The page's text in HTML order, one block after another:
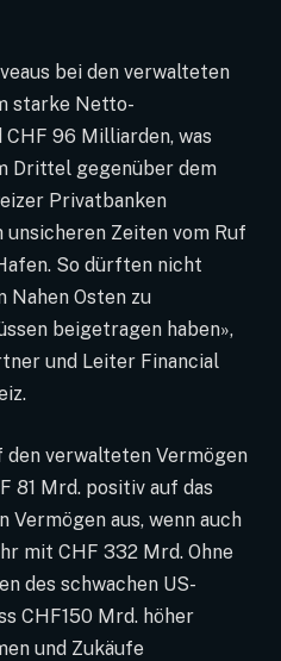
bei den verwalteten
starke Netto-
96 Milliarden, was
Drittel gegenüber dem
Privatbanken
Zeiten vom Ruf
So dürften nicht
Nahen Osten zu
beigetragen haben»,
und Leiter Financial
verwalteten Vermögen
81 Mrd. positiv auf das
aus, wenn auch
mit CHF 332 Mrd. Ohne
des schwachen US-
CHF150 Mrd. höher
und Zukäufe